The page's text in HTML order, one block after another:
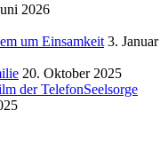
2026
um Einsamkeit 3. Januar
20. Oktober 2025
der TelefonSeelsorge